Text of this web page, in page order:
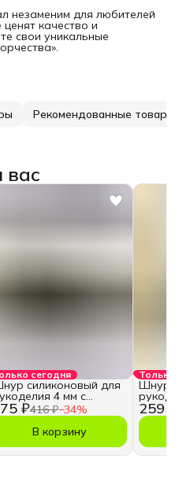
незаменим для любителей
качество и
свои уникальные
Рекомендованные товары
вас
сегодня
₽416 ₽−34%
силиконовый для
4 мм с
В корзину
Только
259 ₽
Шнур